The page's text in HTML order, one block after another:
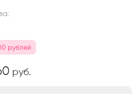
рублей
руб.